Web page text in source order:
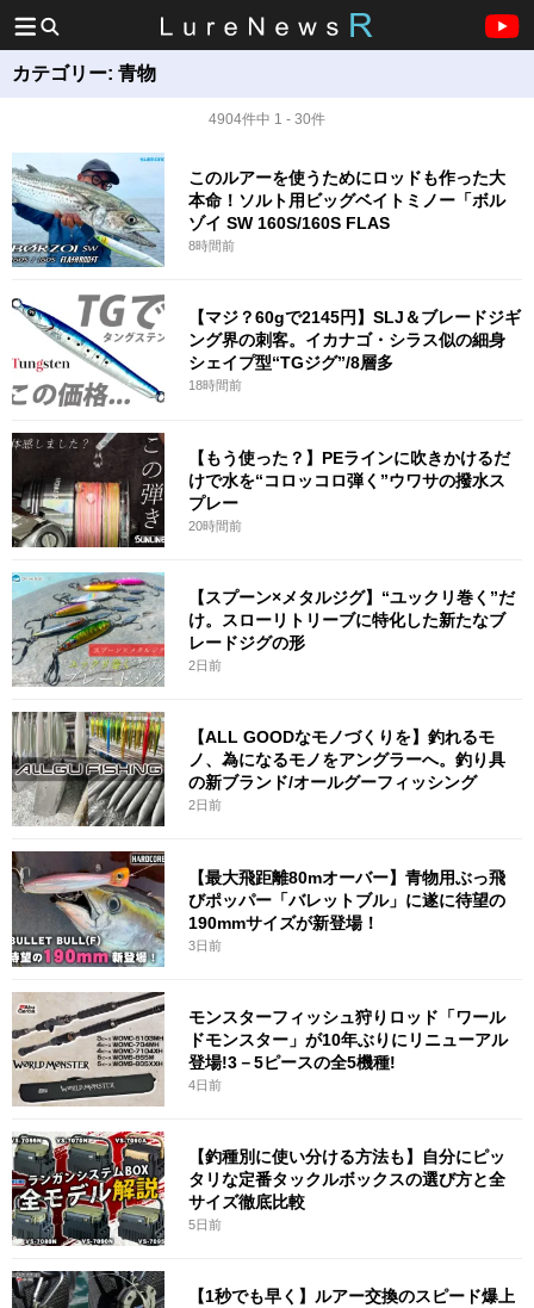
カテゴリー: 青物
4904件中 1 - 30件
このルアーを使うためにロッドも作った大
本命！ソルト用ビッグベイトミノー「ボル
ゾイ SW 160S/160S FLAS
8時間前
【マジ？60gで2145円】SLJ＆ブレードジギ
ング界の刺客。イカナゴ・シラス似の細身
シェイプ型“TGジグ”/8層多
18時間前
【もう使った？】PEラインに吹きかけるだ
けで水を“コロッコロ弾く”ウワサの撥水ス
プレー
20時間前
【スプーン×メタルジグ】“ユックリ巻く”だ
け。スローリトリーブに特化した新たなブ
レードジグの形
2日前
【ALL GOODなモノづくりを】釣れるモ
ノ、為になるモノをアングラーへ。釣り具
の新ブランド/オールグーフィッシング
2日前
【最大飛距離80mオーバー】青物用ぶっ飛
びポッパー「バレットブル」に遂に待望の
190mmサイズが新登場！
3日前
モンスターフィッシュ狩りロッド「ワール
ドモンスター」が10年ぶりにリニューアル
登場!3－5ピースの全5機種!
4日前
【釣種別に使い分ける方法も】自分にピッ
タリな定番タックルボックスの選び方と全
サイズ徹底比較
5日前
【1秒でも早く】ルアー交換のスピード爆上